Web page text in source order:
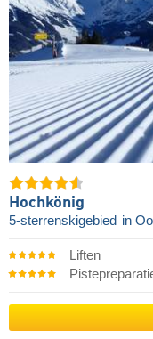
Hochkönig
5-sterrenskigebied in
Liften